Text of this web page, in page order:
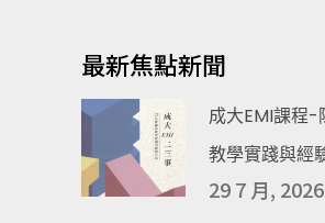
最新焦點新聞
成大EMI課程-
教學實踐與經
29 7 月, 2026